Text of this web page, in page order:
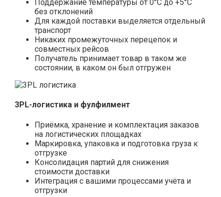
Поддержание температуры от 0°С до +5°С
без отклонений
Для каждой поставки выделяется отдельный
транспорт
Никаких промежуточных перецепок и
совместных рейсов
Получатель принимает товар в таком же
состоянии, в каком он был отгружен
3PL-логистика и фулфилмент
Приёмка, хранение и комплектация заказов
на логистических площадках
Маркировка, упаковка и подготовка груза к
отгрузке
Консолидация партий для снижения
стоимости доставки
Интеграция с вашими процессами учёта и
отгрузки